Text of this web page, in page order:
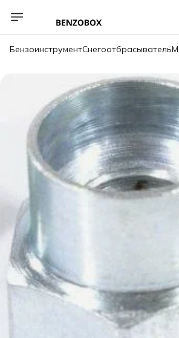
БензоинструментСнегоотбрасыватель